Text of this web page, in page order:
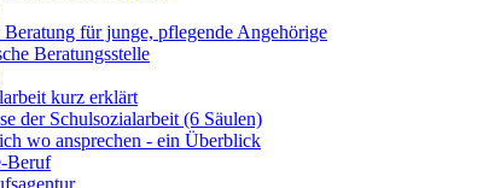
für junge, pflegende Angehörige
Beratungsstelle
kurz erklärt
der Schulsozialarbeit (6 Säulen)
wo ansprechen - ein Überblick
Beruf